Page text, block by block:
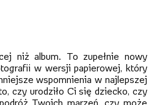
niż album. To zupełnie nowy
w wersji papierowej, który
wspomnienia w najlepszej
czy urodziło Ci się dziecko, czy
Twoich marzeń, czy może